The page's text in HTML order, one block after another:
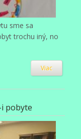
sme sa
trochu iný, no
Viac
pobyte